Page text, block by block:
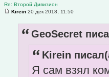
Re: Второй Дивизион
Kirein 20 дек 2018, 11:50
GeoSecret
Kirein
Я сам взял